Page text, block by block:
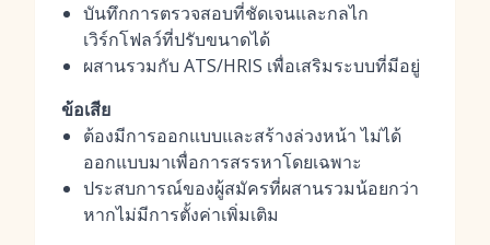
บันทึกการตรวจสอบที่ชัดเจนและกลไก
เวิร์กโฟลว์ที่ปรับขนาดได้
ผสานรวมกับ ATS/HRIS เพื่อเสริมระบบที่มีอยู่
ข้อเสีย
ต้องมีการออกแบบและสร้างล่วงหน้า ไม่ได้
ออกแบบมาเพื่อการสรรหาโดยเฉพาะ
ประสบการณ์ของผู้สมัครที่ผสานรวมน้อยกว่า
หากไม่มีการตั้งค่าเพิ่มเติม